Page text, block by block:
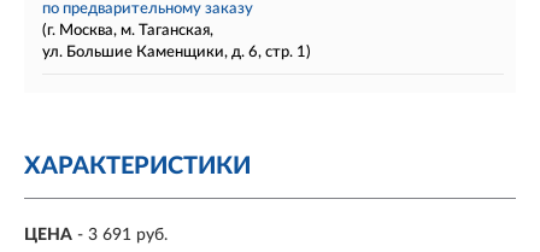
по предварительному заказу
(г. Москва, м. Таганская,
ул. Большие Каменщики, д. 6, стр. 1)
ХАРАКТЕРИСТИКИ
ЦЕНА - 3 691 руб.